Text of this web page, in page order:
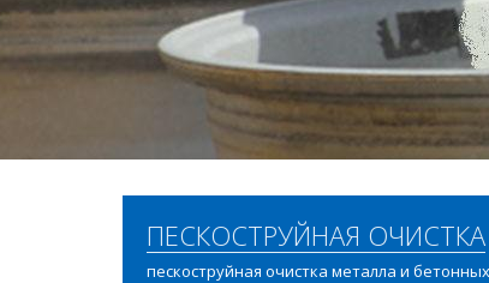
ПЕСКОСТРУЙНАЯ ОЧИСТКА
пескоструйная очистка металла и бетонных